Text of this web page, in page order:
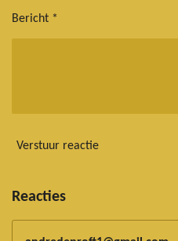
Bericht *
Verstuur reactie
Reacties